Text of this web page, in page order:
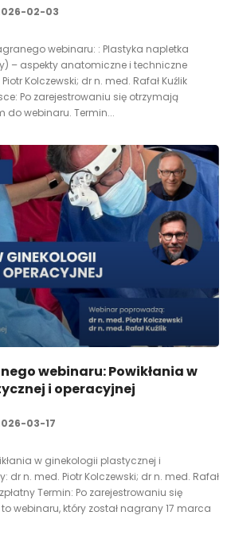
02-03
webinaru: : Plastyka napletka
– aspekty anatomiczne i techniczne
Kolczewski; dr n. med. Rafał Kuźlik
Po zarejestrowaniu się otrzymają
do webinaru. Termin...
webinaru: Powikłania w
i operacyjnej
03-17
w ginekologii plastycznej i
dr n. med. Piotr Kolczewski; dr n. med. Rafał
Termin: Po zarejestrowaniu się
webinaru, który został nagrany 17 marca